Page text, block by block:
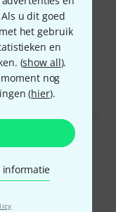
u dit goed
het gebruik
en
(show all).
nog
(hier).
informatie
and it's super
as long as